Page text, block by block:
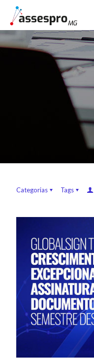
Categorias Tags